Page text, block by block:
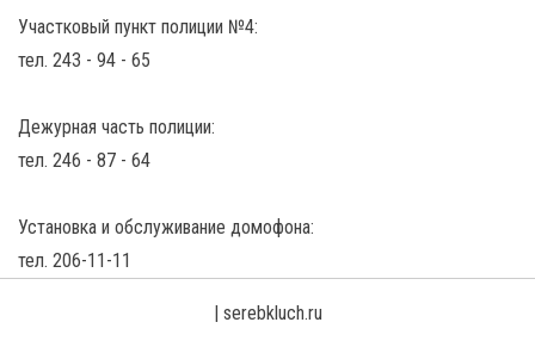
Участковый пункт полиции №4:
тел. 243 - 94 - 65
Дежурная часть полиции:
тел. 246 - 87 - 64
Установка и обслуживание домофона:
тел. 206-11-11
| serebkluch.ru